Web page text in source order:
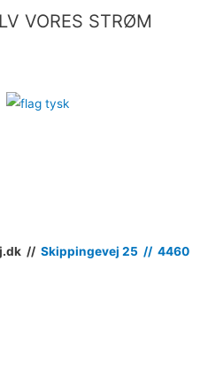
VORES STRØM
// Skippingevej 25 // 4460